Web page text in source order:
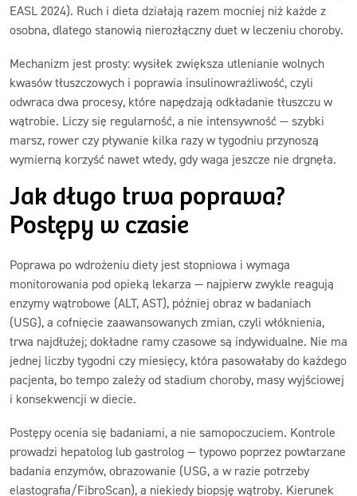
EASL 2024). Ruch i dieta działają razem mocniej niż każde z
osobna, dlatego stanowią nierozłączny duet w leczeniu choroby.
Mechanizm jest prosty: wysiłek zwiększa utlenianie wolnych
kwasów tłuszczowych i poprawia insulinowrażliwość, czyli
odwraca dwa procesy, które napędzają odkładanie tłuszczu w
wątrobie. Liczy się regularność, a nie intensywność — szybki
marsz, rower czy pływanie kilka razy w tygodniu przynoszą
wymierną korzyść nawet wtedy, gdy waga jeszcze nie drgnęła.
Jak długo trwa poprawa?
Postępy w czasie
Poprawa po wdrożeniu diety jest stopniowa i wymaga
monitorowania pod opieką lekarza — najpierw zwykle reagują
enzymy wątrobowe (ALT, AST), później obraz w badaniach
(USG), a cofnięcie zaawansowanych zmian, czyli włóknienia,
trwa najdłużej; dokładne ramy czasowe są indywidualne. Nie ma
jednej liczby tygodni czy miesięcy, która pasowałaby do każdego
pacjenta, bo tempo zależy od stadium choroby, masy wyjściowej
i konsekwencji w diecie.
Postępy ocenia się badaniami, a nie samopoczuciem. Kontrole
prowadzi hepatolog lub gastrolog — typowo poprzez powtarzane
badania enzymów, obrazowanie (USG, a w razie potrzeby
elastografia/FibroScan), a niekiedy biopsję wątroby. Kierunek